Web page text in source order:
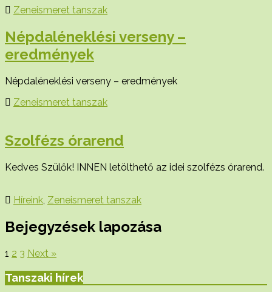
Zeneismeret tanszak
Népdaléneklési verseny –
eredmények
Népdaléneklési verseny – eredmények
Zeneismeret tanszak
Szolfézs órarend
Kedves Szülők! INNEN letölthető az idei szolfézs órarend.
Híreink, Zeneismeret tanszak
Bejegyzések lapozása
1 2 3 Next »
Tanszaki hírek